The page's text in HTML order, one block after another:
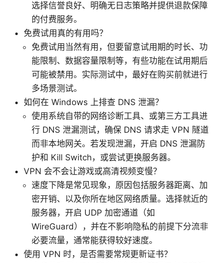
选择信誉良好、明确无日志策略并提供退款保障
的付费服务。
免费试用真的有用吗？
免费试用当然有用，但要留意试用期的时长、功
能限制、数据容量限制等，有些功能在试用期后
可能被禁用。实际测试中，最好在购买前就进行
多场景测试。
如何在 Windows 上排查 DNS 泄漏？
使用系统自带的网络诊断工具、或第三方工具进
行 DNS 泄漏测试，确保 DNS 请求走 VPN 隧道
而非本地网关。若发现泄漏，开启 DNS 泄漏防
护和 Kill Switch，或尝试更换服务器。
VPN 会不会让游戏或高清视频变慢？
速度下降是常见现象，原因包括服务器距离、加
密开销、以及你所在地区网络质量。选择就近的
服务器，开启 UDP 加密通道（如
WireGuard），并在不影响隐私的前提下分流非
必要流量，通常能获得较好速度。
使用 VPN 时，是否需要常规更新证书？